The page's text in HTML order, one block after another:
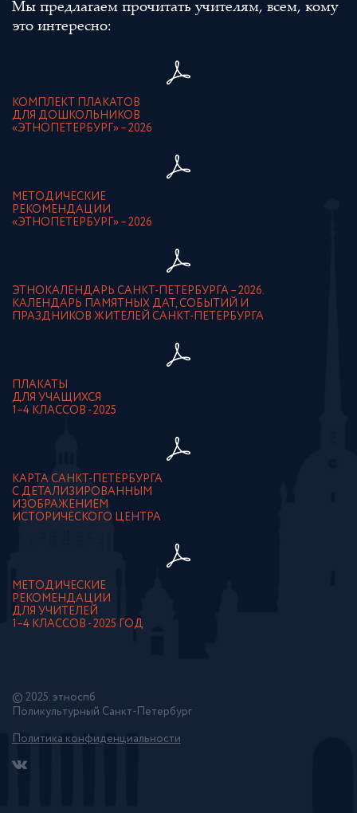
Мы предлагаем прочитать учителям, всем, кому
это интересно:
КОМПЛЕКТ ПЛАКАТОВ
ДЛЯ ДОШКОЛЬНИКОВ
«ЭТНОПЕТЕРБУРГ» – 2026
МЕТОДИЧЕСКИЕ
РЕКОМЕНДАЦИИ
«ЭТНОПЕТЕРБУРГ» – 2026
ЭТНОКАЛЕНДАРЬ САНКТ-ПЕТЕРБУРГА – 2026.
КАЛЕНДАРЬ ПАМЯТНЫХ ДАТ, СОБЫТИЙ И
ПРАЗДНИКОВ ЖИТЕЛЕЙ САНКТ-ПЕТЕРБУРГА
ПЛАКАТЫ
ДЛЯ УЧАЩИХСЯ
1–4 КЛАССОВ - 2025
КАРТА САНКТ-ПЕТЕРБУРГА
С ДЕТАЛИЗИРОВАННЫМ
ИЗОБРАЖЕНИЕМ
ИСТОРИЧЕСКОГО ЦЕНТРА
МЕТОДИЧЕСКИЕ
РЕКОМЕНДАЦИИ
ДЛЯ УЧИТЕЛЕЙ
1–4 КЛАССОВ - 2025 ГОД
© 2025. этноспб
Поликультурный Санкт-Петербург
Политика конфиденциальности